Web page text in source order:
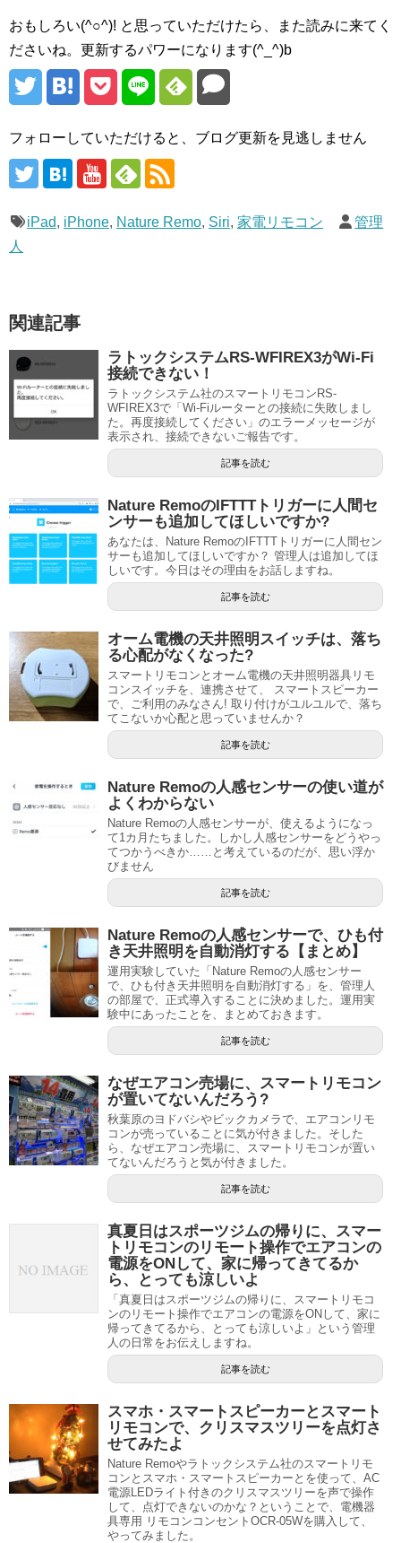
おもしろい(^○^)! と思っていただけたら、また読みに来てく
ださいね。更新するパワーになります(^_^)b
フォローしていただけると、ブログ更新を見逃しません
iPad, iPhone, Nature Remo, Siri, 家電リモコン
管理
人
関連記事
ラトックシステムRS-WFIREX3がWi-Fi
接続できない！
ラトックシステム社のスマートリモコンRS-
WFIREX3で「Wi-Fiルーターとの接続に失敗しまし
た。再度接続してください」のエラーメッセージが
表示され、接続できないご報告です。
記事を読む
Nature RemoのIFTTTトリガーに人間セ
ンサーも追加してほしいですか?
あなたは、Nature RemoのIFTTTトリガーに人間セン
サーも追加してほしいですか？ 管理人は追加してほ
しいです。今日はその理由をお話しますね。
記事を読む
オーム電機の天井照明スイッチは、落ち
る心配がなくなった?
スマートリモコンとオーム電機の天井照明器具リモ
コンスイッチを、連携させて、 スマートスピーカー
で、ご利用のみなさん! 取り付けがユルユルで、落ち
てこないか心配と思っていませんか？
記事を読む
Nature Remoの人感センサーの使い道が
よくわからない
Nature Remoの人感センサーが、使えるようになっ
て1カ月たちました。しかし人感センサーをどうやっ
てつかうべきか……と考えているのだが、思い浮か
びません
記事を読む
Nature Remoの人感センサーで、ひも付
き天井照明を自動消灯する【まとめ】
運用実験していた「Nature Remoの人感センサー
で、ひも付き天井照明を自動消灯する」を、管理人
の部屋で、正式導入することに決めました。運用実
験中にあったことを、まとめておきます。
記事を読む
なぜエアコン売場に、スマートリモコン
が置いてないんだろう?
秋葉原のヨドバシやビックカメラで、エアコンリモ
コンが売っていることに気が付きました。そした
ら、なぜエアコン売場に、スマートリモコンが置い
てないんだろうと気が付きました。
記事を読む
真夏日はスポーツジムの帰りに、スマー
トリモコンのリモート操作でエアコンの
電源をONして、家に帰ってきてるか
ら、とっても涼しいよ
「真夏日はスポーツジムの帰りに、スマートリモコ
ンのリモート操作でエアコンの電源をONして、家に
帰ってきてるから、とっても涼しいよ」という管理
人の日常をお伝えしますね。
記事を読む
スマホ・スマートスピーカーとスマート
リモコンで、クリスマスツリーを点灯さ
せてみたよ
Nature Remoやラトックシステム社のスマートリモ
コンとスマホ・スマートスピーカーとを使って、AC
電源LEDライト付きのクリスマスツリーを声で操作
して、点灯できないのかな？ということで、電機器
具専用 リモコンコンセントOCR-05Wを購入して、
やってみました。